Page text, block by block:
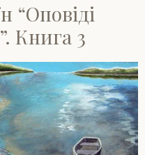
“Оповіді
Книга 3